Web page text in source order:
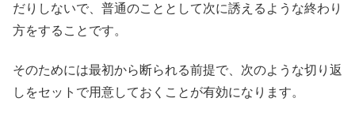
だりしないで、普通のこととして次に誘えるような終わり
方をすることです。
そのためには最初から断られる前提で、次のような切り返
しをセットで用意しておくことが有効になります。